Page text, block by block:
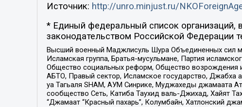
Источник: http://unro.minjust.ru/
* Единый федеральный список организаций,
законодательством Российской Федерации
Высший военный Маджлисуль Шура Объединенных сил
Исламская группа, Братья-мусульмане, Партия
Общество социальных реформ, Общество
АБТО, Правый сектор, Исламское государство,
уа Тагьаля SHAM, АУМ Синрике, Муджахеды джамаата
сообщество Сеть, Катиба Таухид валь-Джихад, Хайят
“Джамаат “Красный пахарь”, Колумбайн, Хатлонский